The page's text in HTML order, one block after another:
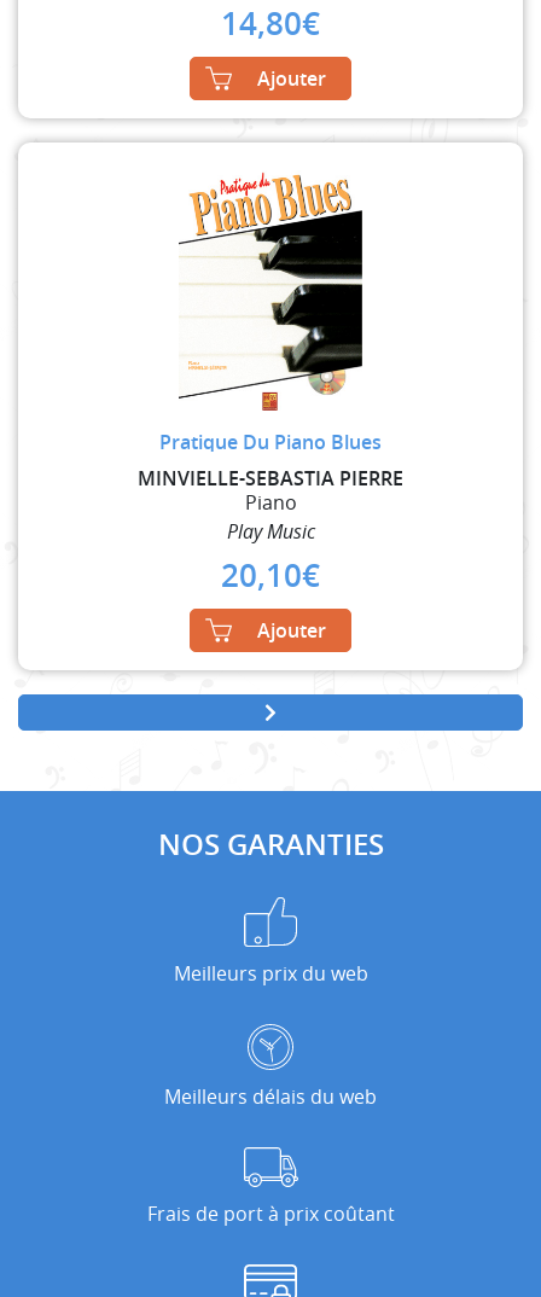
14,80€
Ajouter
Pratique Du Piano Blues
MINVIELLE-SEBASTIA PIERRE
Piano
Play Music
20,10€
Ajouter
NOS GARANTIES
Meilleurs prix du web
Meilleurs délais du web
Frais de port à prix coûtant